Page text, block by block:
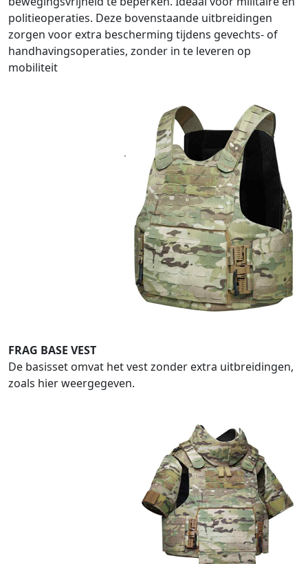
politieoperaties. Deze bovenstaande uitbreidingen
zorgen voor extra bescherming tijdens gevechts- of
handhavingsoperaties, zonder in te leveren op
mobiliteit
FRAG BASE VEST
De basisset omvat het vest zonder extra uitbreidingen,
zoals hier weergegeven.